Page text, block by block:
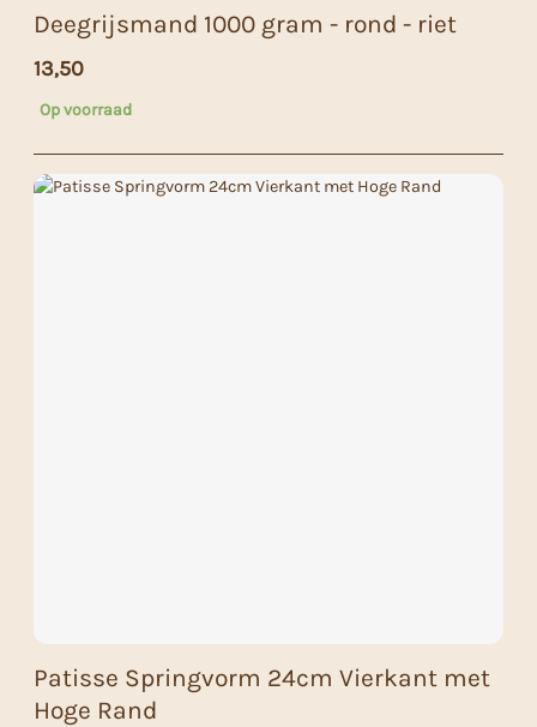
Deegrijsmand 1000 gram - rond - riet
13,50
Op voorraad
Patisse Springvorm 24cm Vierkant met
Hoge Rand